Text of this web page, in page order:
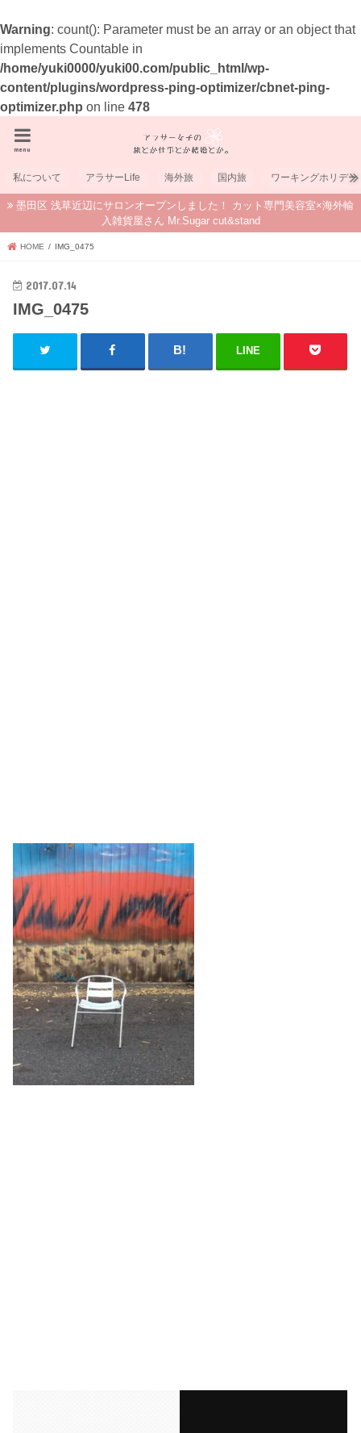
Warning: count(): Parameter must be an array or an object that
implements Countable in
/home/yuki0000/yuki00.com/public_html/wp-
content/plugins/wordpress-ping-optimizer/cbnet-ping-
optimizer.php on line 478
menu
私について アラサーLife 海外旅 国内旅 ワーキングホリデー
墨田区 浅草近辺にサロンオープンしました！ カット専門美容室×海外輸
入雑貨屋さん Mr.Sugar cut&stand
HOME IMG_0475
2017.07.14
IMG_0475
LINE